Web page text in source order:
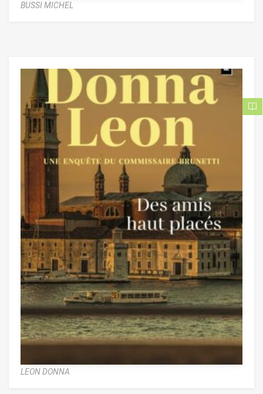
BUSSI MICHEL
LEON DONNA